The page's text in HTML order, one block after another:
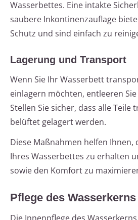
Wasserbettes. Eine intakte
saubere Inkontinenzauflage
Schutz und sind einfach zu
Lagerung und Transport
Wenn Sie Ihr Wasserbett
einlagern möchten, entleeren
Stellen Sie sicher, dass alle Teile
belüftet gelagert werden.
Diese Maßnahmen helfen Ihnen,
Ihres Wasserbettes zu erhalten
sowie den Komfort zu
Pflege des